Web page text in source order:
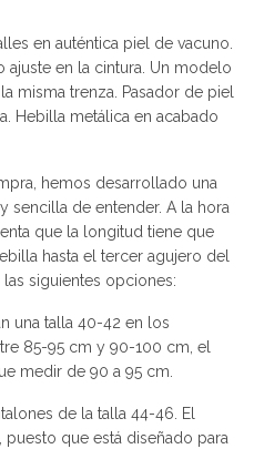
en auténtica piel de vacuno.
en la cintura. Un modelo
misma trenza. Pasador de piel
Hebilla metálica en acabado
hemos desarrollado una
sencilla de entender. A la hora
que la longitud tiene que
hasta el tercer agujero del
siguientes opciones:
una talla 40-42 en los
85-95 cm y 90-100 cm, el
medir de 90 a 95 cm.
de la talla 44-46. El
que está diseñado para